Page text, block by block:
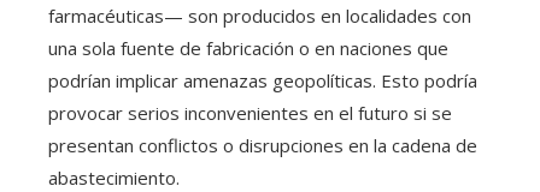
farmacéuticas— son producidos en localidades con
una sola fuente de fabricación o en naciones que
podrían implicar amenazas geopolíticas. Esto podría
provocar serios inconvenientes en el futuro si se
presentan conflictos o disrupciones en la cadena de
abastecimiento.